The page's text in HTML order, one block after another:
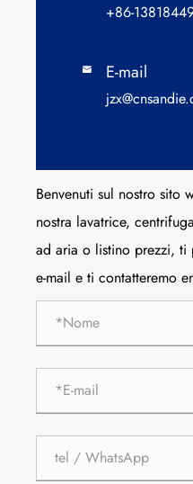
+86-
 E-mail
Benvenuti sul nostro sito
nostra lavatrice,
ad aria o listino prezzi, ti
e-mail e ti contatteremo